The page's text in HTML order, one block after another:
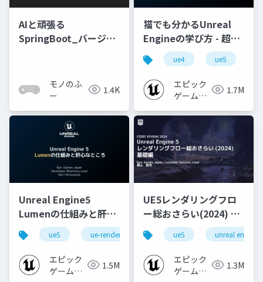
AIと頑張る
SpringBoot_バージョ
モノのふ
ー
1.4K
猫でも分かるUnreal
Engineの学び方 - 超初
心者向け編 - 2023 v1.0
ue4 ue5
エピック
ゲームズ
1.7M
Unreal Engine5
Lumenの仕組みと肝心
なところ
ue5 ue-rendering ue-lumen
エピック
ゲームズ
1.5M
UE5レンダリングフロ
ー総おさらい(2024) 基
礎編！
[CEDEC+KYUSHU
2024]
ue5 unreal engine
エピック
ゲームズ
1.3M